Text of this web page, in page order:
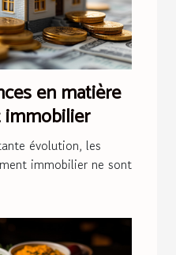
en matière
évolution, les
immobilier ne sont